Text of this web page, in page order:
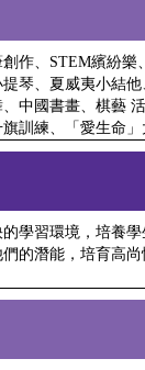
作、STEM繽紛樂
琴、夏威夷小結
中國書畫、棋藝
訓練、「愛生命」
學習環境，培養
的潛能，培育高